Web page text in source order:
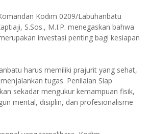
Kodim 0209/Labuhanbatu
S.Sos., M.I.P. menegaskan bahwa
investasi penting bagi kesiapan
harus memiliki prajurit yang sehat,
tugas. Penilaian Siap
sekadar mengukur kemampuan fisik,
mental, disiplin, dan profesionalisme